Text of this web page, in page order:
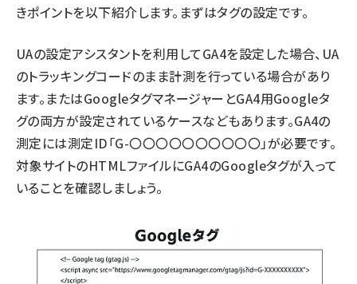
きポイントを以下紹介します。まずはタグの設定です。
UAの設定アシスタントを利用してGA4を設定した場合、UA
のトラッキングコードのまま計測を行っている場合があり
ます。またはGoogleタグマネージャーとGA4用Googleタ
グの両方が設定されているケースなどもあります。GA4の
測定には測定ID「G-〇〇〇〇〇〇〇〇〇〇」が必要です。
対象サイトのHTMLファイルにGA4のGoogleタグが入って
いることを確認しましょう。